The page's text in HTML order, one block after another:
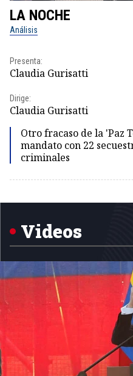
LA NOCHE
Análisis
Presenta:
Claudia Gurisatti
Dirige:
Claudia Gurisatti
Otro fracaso de la 'Paz
mandato con 22
criminales
Videos